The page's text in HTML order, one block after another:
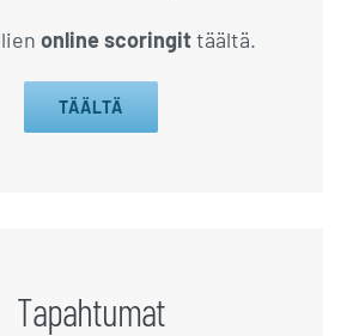
online scoringittäältä.
TÄÄLTÄ
Tapahtumat